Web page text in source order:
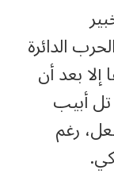
الدائرة
إلا بعد أن
تل أبيب
رغم